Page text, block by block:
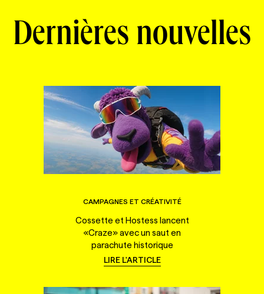
Dernières nouvelles
CAMPAGNES ET CRÉATIVITÉ
Cossette et Hostess lancent
«Craze» avec un saut en
parachute historique
LIRE L'ARTICLE